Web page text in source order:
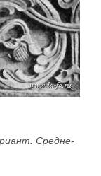
Средне-